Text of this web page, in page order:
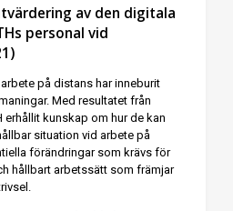
av den digitala
personal vid
på distans har inneburit
Med resultatet från
erhållit kunskap om hur de kan
situation vid arbete på
förändringar som krävs för
hållbart arbetssätt som främjar